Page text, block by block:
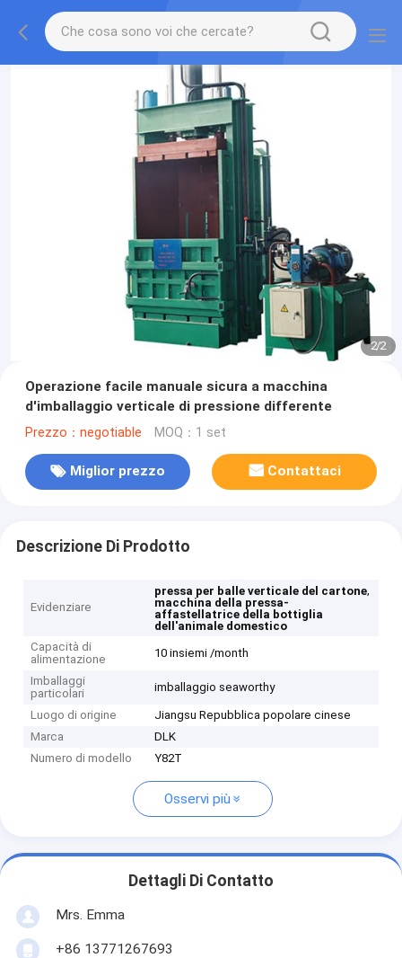
2/2
Operazione facile manuale sicura a macchina
d'imballaggio verticale di pressione differente
Prezzo：negotiable MOQ：1 set
Miglior prezzo Contattaci
Descrizione Di Prodotto
Evidenziare
pressa per balle verticale del cartone,
macchina della pressa-
affastellatrice della bottiglia
dell'animale domestico
Capacità di
alimentazione
10 insiemi /month
Imballaggi
particolari
imballaggio seaworthy
Luogo di origine
Jiangsu Repubblica popolare cinese
Marca
DLK
Numero di modello
Y82T
Osservi più
Dettagli Di Contatto
Mrs. Emma
+86 13771267693